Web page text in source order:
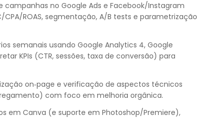
campanhas no Google Ads e Facebook/Instagram
ROAS, segmentação, A/B tests e parametrização
semanais usando Google Analytics 4, Google
KPIs (CTR, sessões, taxa de conversão) para
on‑page e verificação de aspectos técnicos
com foco em melhoria orgânica.
em Canva (e suporte em Photoshop/Premiere),